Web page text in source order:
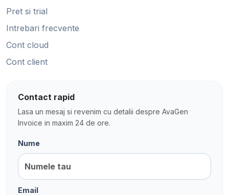
Pret si trial
Intrebari frecvente
Cont cloud
Cont client
Contact rapid
Lasa un mesaj si revenim cu detalii despre AvaGen
Invoice in maxim 24 de ore.
Nume
Email